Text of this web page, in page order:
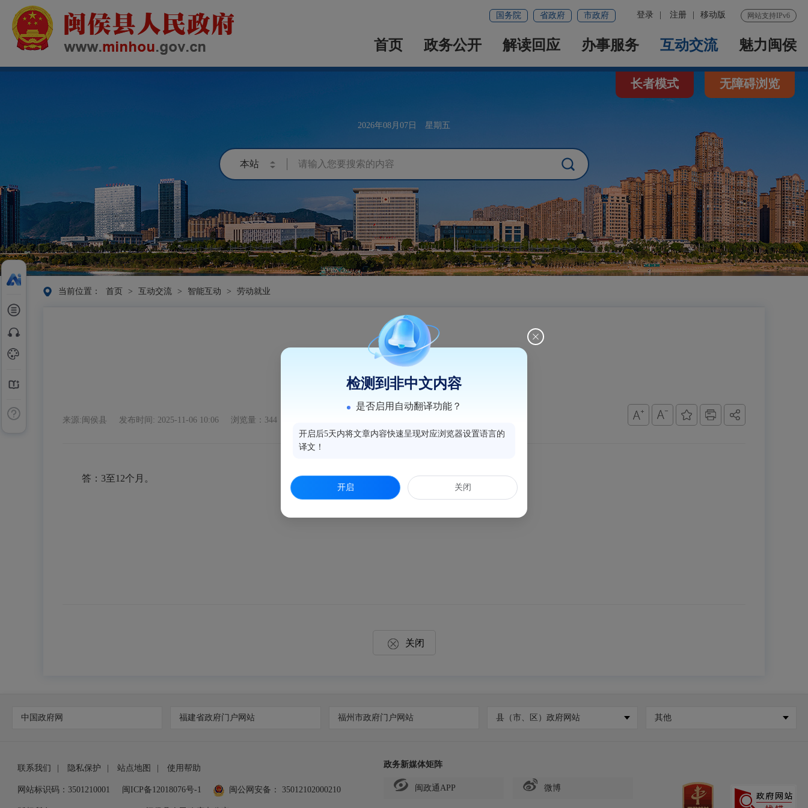
网站支持IPv6
登录 注册 移动版
国务院 省政府 市政府
首页 政务公开 解读回应 办事服务 互动交流 魅力闽侯
2026年08月07日 星期五
长者模式 无障碍浏览
当前位置： 首页 > 互动交流 > 智能互动 > 劳动就业
就业见习期限是多久？
来源:闽侯县 发布时间: 2025-11-06 10:06 浏览量：344
答：3至12个月。
关闭
中国政府网 福建省政府门户网站 福州市政府门户网站 县（市、区）政府网站 其他
联系我们 隐私保护 站点地图 使用帮助
网站标识码：3501210001 闽ICP备12018076号-1 闽公网安备： 35012102000210
政务新媒体矩阵
闽政通APP 微博
检测到非中文内容
是否启用自动翻译功能？
开启后5天内将文章内容快速呈现对应浏览器设置语言的
译文！
开启 关闭